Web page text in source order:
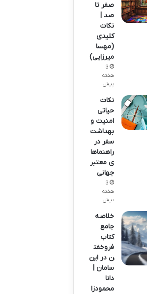
صفر تا
صد |
نکات
کلیدی
(مهسا
میرزایی)
3
هفته
پیش
نکات
حیاتی
امنیت و
بهداشت
سفر در
راهنماها
ی معتبر
جهانی
3
هفته
پیش
خلاصه
جامع
کتاب
فروخفت
ن در این
سامان |
دانا
محمودزا